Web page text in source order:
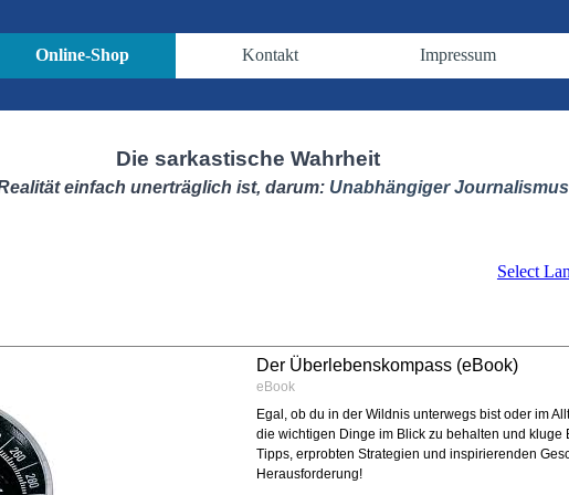
▼
Online-Shop ▼
Kontakt ▼
Impressum
Die sarkastische Wahrheit
einfach unerträglich ist, darum: Unabhängiger Journalismus
Select
Der Überlebenskompass (eBook)
eBook
Egal, ob du in der Wildnis unterwegs bist oder im
die wichtigen Dinge im Blick zu behalten und kluge
Tipps, erprobten Strategien und inspirierenden
Herausforderung!